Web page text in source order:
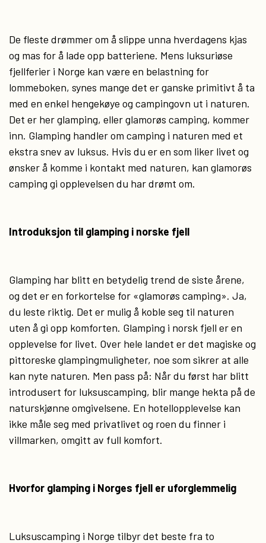
De fleste drømmer om å slippe unna hverdagens kjas
og mas for å lade opp batteriene. Mens luksuriøse
fjellferier i Norge kan være en belastning for
lommeboken, synes mange det er ganske primitivt å ta
med en enkel hengekøye og campingovn ut i naturen.
Det er her glamping, eller glamorøs camping, kommer
inn. Glamping handler om camping i naturen med et
ekstra snev av luksus. Hvis du er en som liker livet og
ønsker å komme i kontakt med naturen, kan glamorøs
camping gi opplevelsen du har drømt om.
Introduksjon til glamping i norske fjell
Glamping har blitt en betydelig trend de siste årene,
og det er en forkortelse for «glamorøs camping». Ja,
du leste riktig. Det er mulig å koble seg til naturen
uten å gi opp komforten. Glamping i norsk fjell er en
opplevelse for livet. Over hele landet er det magiske og
pittoreske glampingmuligheter, noe som sikrer at alle
kan nyte naturen. Men pass på: Når du først har blitt
introdusert for luksuscamping, blir mange hekta på de
naturskjønne omgivelsene. En hotellopplevelse kan
ikke måle seg med privatlivet og roen du finner i
villmarken, omgitt av full komfort.
Hvorfor glamping i Norges fjell er uforglemmelig
Luksuscamping i Norge tilbyr det beste fra to